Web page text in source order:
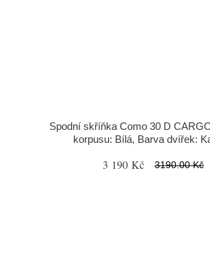
Spodní skříňka Como 30 D
korpusu: Bílá, Barva dvířek:
3 190 Kč 3190.00 Kč